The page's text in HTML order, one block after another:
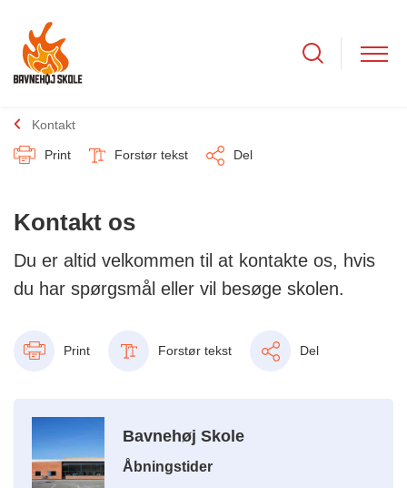
Kontakt
Print Forstør tekst Del
Kontakt os
Du er altid velkommen til at kontakte os, hvis
du har spørgsmål eller vil besøge skolen.
Print Forstør tekst Del
Bavnehøj Skole
Åbningstider